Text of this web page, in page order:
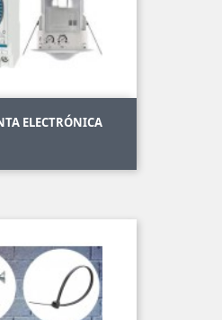
ELECTRÓNICA